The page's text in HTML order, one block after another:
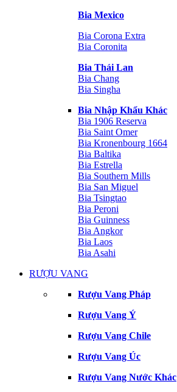
Bia Mexico
Bia Corona Extra
Bia Coronita
Bia Thái Lan
Bia Chang
Bia Singha
Bia Nhập Khẩu Khác
Bia 1906 Reserva
Bia Saint Omer
Bia Kronenbourg 1664
Bia Baltika
Bia Estrella
Bia Southern Mills
Bia San Miguel
Bia Tsingtao
Bia Peroni
Bia Guinness
Bia Angkor
Bia Laos
Bia Asahi
RƯỢU VANG
Rượu Vang Pháp
Rượu Vang Ý
Rượu Vang Chile
Rượu Vang Úc
Rượu Vang Nước Khác